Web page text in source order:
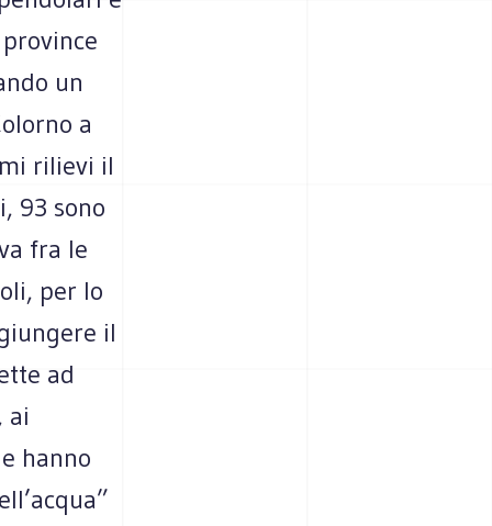
un
a
rilievi il
93 sono
fra le
per lo
il
ad
ai
hanno